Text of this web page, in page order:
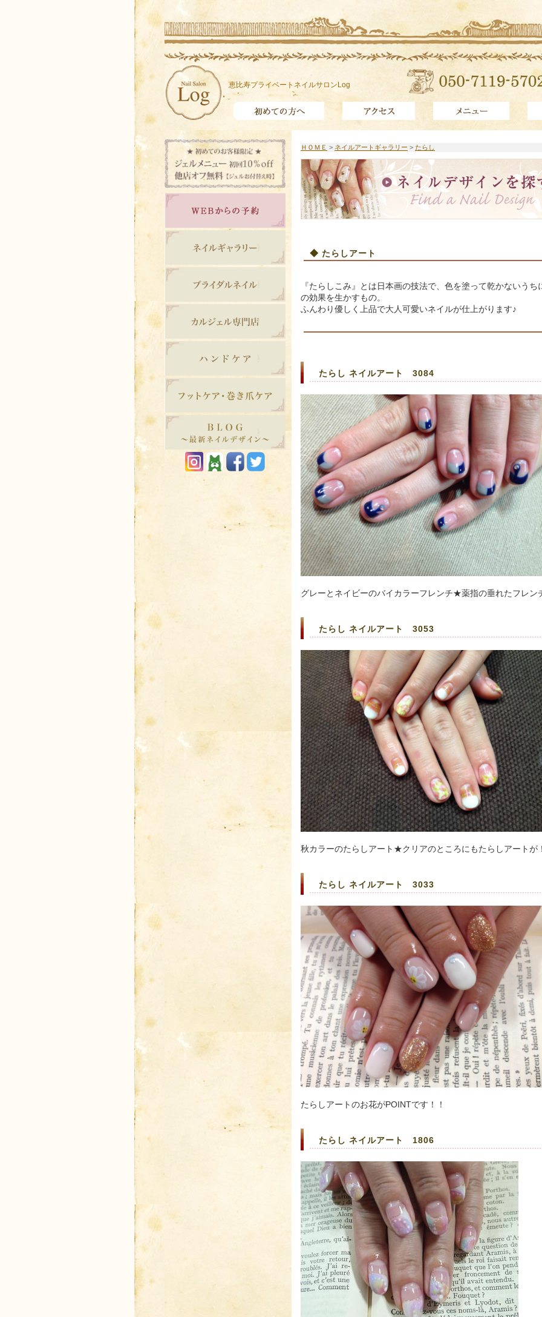
恵比寿プライベートネイルサロンLog
ＨＯＭＥ > ネイルアートギャラリー > たらし
◆ たらしアート
『たらしこみ』とは日本画の技法で、色を塗って乾かないう
の効果を生かすもの。
ふんわり優しく上品で大人可愛いネイルが仕上がります♪
たらし ネイルアート 3084
グレーとネイビーのバイカラーフレンチ★薬指の垂れたフレン
たらし ネイルアート 3053
秋カラーのたらしアート★クリアのところにもたらしアートが
たらし ネイルアート 3033
たらしアートのお花がPOINTです！！
たらし ネイルアート 1806